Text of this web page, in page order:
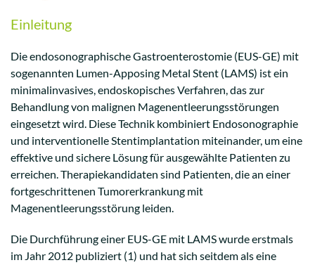
Einleitung
Die endosonographische Gastroenterostomie (EUS-GE) mit
sogenannten Lumen-Apposing Metal Stent (LAMS) ist ein
minimalinvasives, endoskopisches Verfahren, das zur
Behandlung von malignen Magenentleerungsstörungen
eingesetzt wird. Diese Technik kombiniert Endosonographie
und interventionelle Stentimplantation miteinander, um eine
effektive und sichere Lösung für ausgewählte Patienten zu
erreichen. Therapiekandidaten sind Patienten, die an einer
fortgeschrittenen Tumorerkrankung mit
Magenentleerungsstörung leiden.
Die Durchführung einer EUS-GE mit LAMS wurde erstmals
im Jahr 2012 publiziert (1) und hat sich seitdem als eine